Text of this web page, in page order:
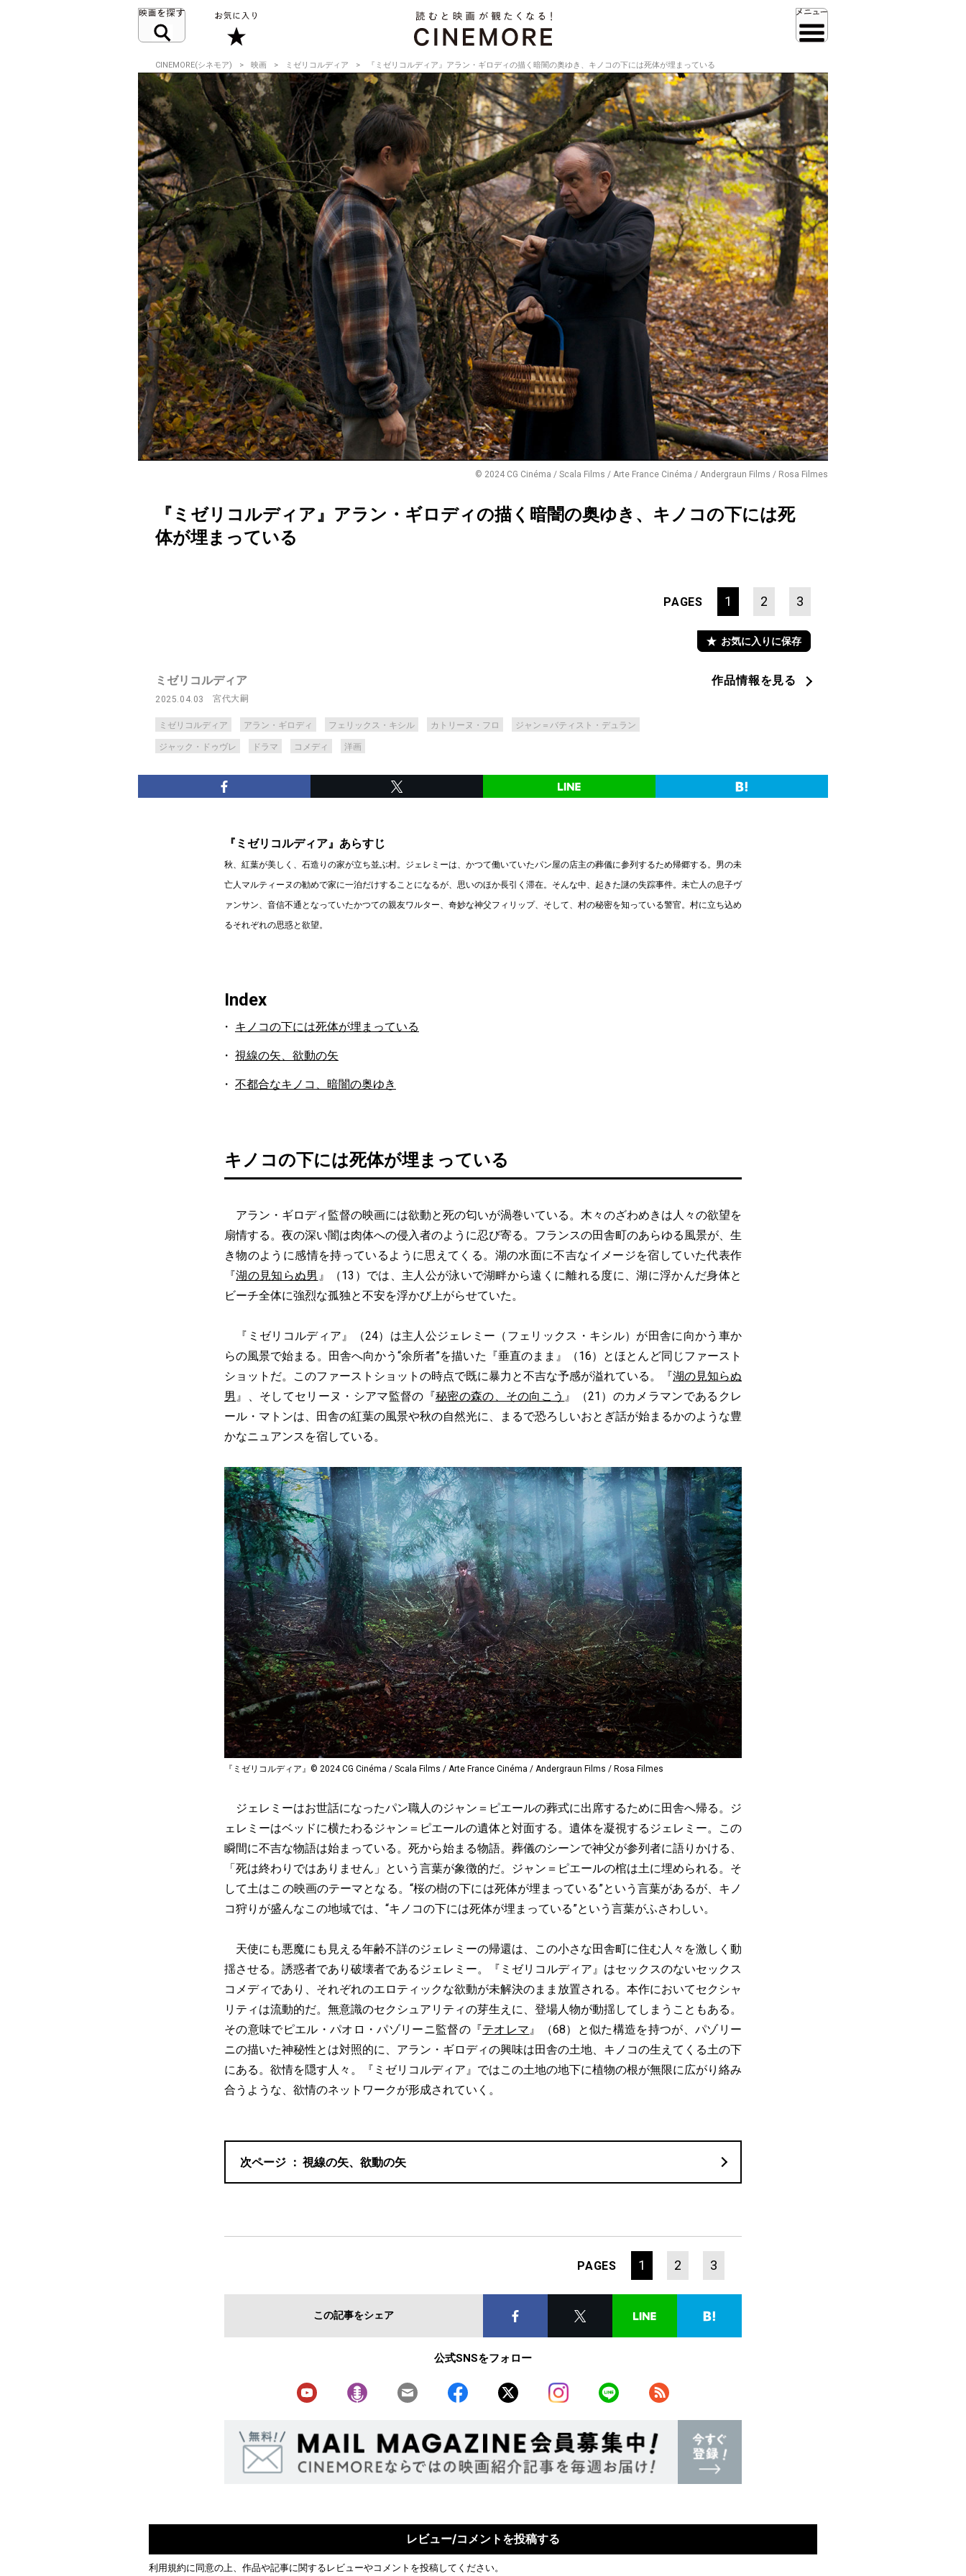
CINEMORE(シネモア) 映画 ミゼリコルディア 『ミゼリコルディア』アラン・ギロディの描く暗闇の奥ゆき、キノコの下には死体が埋まっている
© 2024 CG Cinéma / Scala Films / Arte France Cinéma / Andergraun Films / Rosa Filmes
『ミゼリコルディア』アラン・ギロディの描く暗闇の奥ゆき、キノコの下には死
体が埋まっている
PAGES 1 2 3
お気に入りに保存
ミゼリコルディア
2025.04.03 宮代大嗣
ミゼリコルディア アラン・ギロディ フェリックス・キシル カトリーヌ・フロ ジャン＝バティスト・デュラン
ジャック・ドゥヴレ ドラマ コメディ 洋画
作品情報を見る
『ミゼリコルディア』あらすじ
秋、紅葉が美しく、石造りの家が立ち並ぶ村。ジェレミーは、かつて働いていたパン屋の店主の葬儀に参列するため帰郷する。男の未
亡人マルティーヌの勧めで家に一泊だけすることになるが、思いのほか長引く滞在。そんな中、起きた謎の失踪事件。未亡人の息子ヴ
ァンサン、音信不通となっていたかつての親友ワルター、奇妙な神父フィリップ、そして、村の秘密を知っている警官。村に立ち込め
るそれぞれの思惑と欲望。
Index
キノコの下には死体が埋まっている
視線の矢、欲動の矢
不都合なキノコ、暗闇の奥ゆき
キノコの下には死体が埋まっている
アラン・ギロディ監督の映画には欲動と死の匂いが渦巻いている。木々のざわめきは人々の欲望を
扇情する。夜の深い闇は肉体への侵入者のように忍び寄る。フランスの田舎町のあらゆる風景が、生
き物のように感情を持っているように思えてくる。湖の水面に不吉なイメージを宿していた代表作
『湖の見知らぬ男 』（13）では、主人公が泳いで湖畔から遠くに離れる度に、湖に浮かんだ身体と
ビーチ全体に強烈な孤独と不安を浮かび上がらせていた。
『ミゼリコルディア』（24）は主人公ジェレミー（フェリックス・キシル）が田舎に向かう車か
らの風景で始まる。田舎へ向かう“余所者”を描いた『垂直のまま』（16）とほとんど同じファースト
ショットだ。このファーストショットの時点で既に暴力と不吉な予感が溢れている。『湖の見知らぬ
男 』、そしてセリーヌ・シアマ監督の『秘密の森の、その向こう 』（21）のカメラマンであるクレ
ール・マトンは、田舎の紅葉の風景や秋の自然光に、まるで恐ろしいおとぎ話が始まるかのような豊
かなニュアンスを宿している。
『ミゼリコルディア』© 2024 CG Cinéma / Scala Films / Arte France Cinéma / Andergraun Films / Rosa Filmes
ジェレミーはお世話になったパン職人のジャン＝ピエールの葬式に出席するために田舎へ帰る。ジ
ェレミーはベッドに横たわるジャン＝ピエールの遺体と対面する。遺体を凝視するジェレミー。この
瞬間に不吉な物語は始まっている。死から始まる物語。葬儀のシーンで神父が参列者に語りかける、
「死は終わりではありません」という言葉が象徴的だ。ジャン＝ピエールの棺は土に埋められる。そ
して土はこの映画のテーマとなる。“桜の樹の下には死体が埋まっている”という言葉があるが、キノ
コ狩りが盛んなこの地域では、“キノコの下には死体が埋まっている”という言葉がふさわしい。
天使にも悪魔にも見える年齢不詳のジェレミーの帰還は、この小さな田舎町に住む人々を激しく動
揺させる。誘惑者であり破壊者であるジェレミー。『ミゼリコルディア』はセックスのないセックス
コメディであり、それぞれのエロティックな欲動が未解決のまま放置される。本作においてセクシャ
リティは流動的だ。無意識のセクシュアリティの芽生えに、登場人物が動揺してしまうこともある。
その意味でピエル・パオロ・パゾリーニ監督の『テオレマ』（68）と似た構造を持つが、パゾリー
ニの描いた神秘性とは対照的に、アラン・ギロディの興味は田舎の土地、キノコの生えてくる土の下
にある。欲情を隠す人々。『ミゼリコルディア』ではこの土地の地下に植物の根が無限に広がり絡み
合うような、欲情のネットワークが形成されていく。
視線の矢、欲動の矢
PAGES 1 2 3
この記事をシェア
公式SNSをフォロー
レビュー/コメントを投稿する
利用規約に同意の上、作品や記事に関するレビューやコメントを投稿してください。